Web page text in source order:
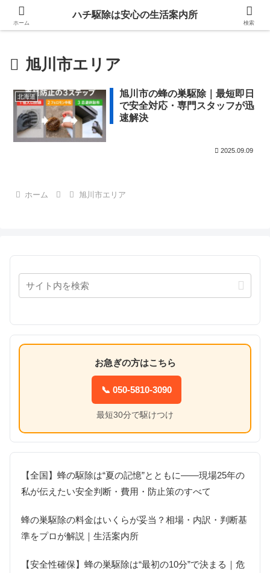
旭川市エリア
北海道
旭川市の蜂の巣駆除｜最短即日
で安全対応・専門スタッフが迅
速解決
2025.09.09
ホーム 旭川市エリア
お急ぎの方はこちら
📞 050-5810-3090
最短30分で駆けつけ
【全国】蜂の駆除は“夏の記憶”とともに――現場25年の
私が伝えたい安全判断・費用・防止策のすべて
蜂の巣駆除の料金はいくらが妥当？相場・内訳・判断基
準をプロが解説｜生活案内所
【安全性確保】蜂の巣駆除は“最初の10分”で決まる｜危
ホーム
ハチ駆除は安心の生活案内所
検索